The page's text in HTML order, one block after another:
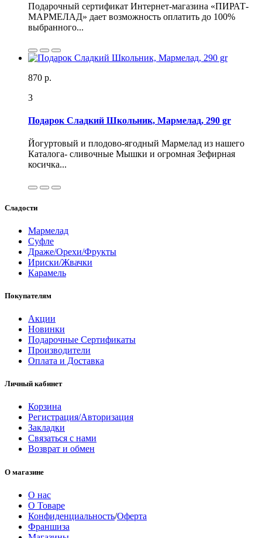
Подарочный сертификат Интернет-магазина «ПИРАТ-
МАРМЕЛАД» дает возможность оплатить до 100%
выбранного...
870 р.
3
Подарок Сладкий Школьник, Мармелад, 290 gr
Йогуртовый и плодово-ягодный Мармелад из нашего
Каталога- сливочные Мышки и огромная Зефирная
косичка...
Сладости
Мармелад
Суфле
Драже/Орехи/Фрукты
Ириски/Жвачки
Карамель
Покупателям
Акции
Новинки
Подарочные Сертификаты
Производители
Оплата и Доставка
Личный кабинет
Корзина
Регистрация/Авторизация
Закладки
Связаться с нами
Возврат и обмен
О магазине
О нас
О Товаре
Конфиденциальность/Оферта
Франшиза